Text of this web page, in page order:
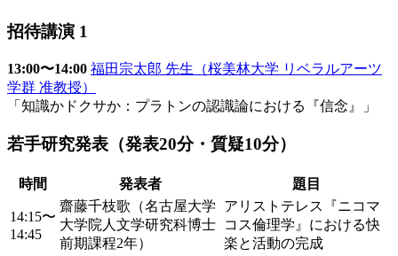
招待講演 1
13:00〜14:00 福田宗太郎 先生（桜美林大学 リベラルアーツ
学群 准教授）
「知識かドクサか：プラトンの認識論における『信念』」
若手研究発表（発表20分・質疑10分）
時間 発表者 題目
14:15〜
14:45
齋藤千枝歌（名古屋大学
大学院人文学研究科博士
前期課程2年）
アリストテレス『ニコマ
コス倫理学』における快
楽と活動の完成